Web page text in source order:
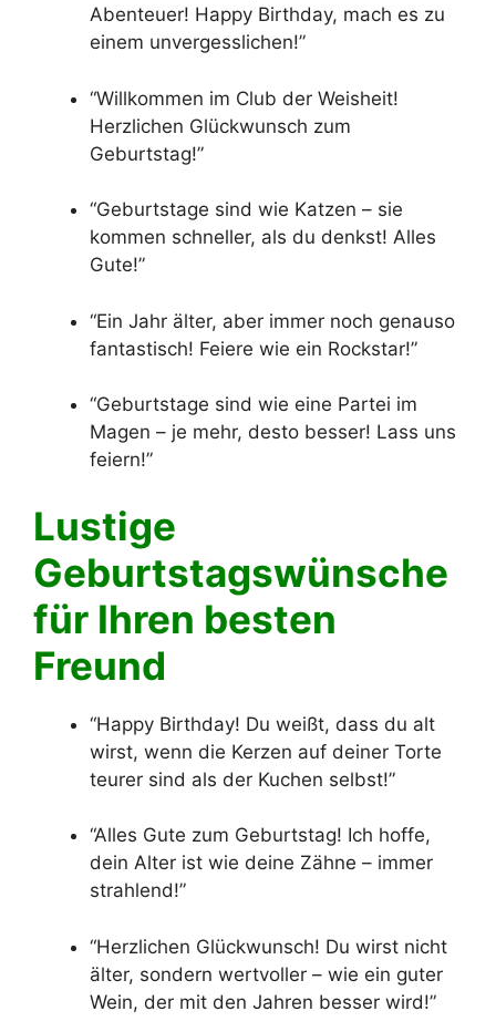
Abenteuer! Happy Birthday, mach es zu
einem unvergesslichen!”
“Willkommen im Club der Weisheit!
Herzlichen Glückwunsch zum
Geburtstag!”
“Geburtstage sind wie Katzen – sie
kommen schneller, als du denkst! Alles
Gute!”
“Ein Jahr älter, aber immer noch genauso
fantastisch! Feiere wie ein Rockstar!”
“Geburtstage sind wie eine Partei im
Magen – je mehr, desto besser! Lass uns
feiern!”
Lustige
Geburtstagswünsche
für Ihren besten
Freund
“Happy Birthday! Du weißt, dass du alt
wirst, wenn die Kerzen auf deiner Torte
teurer sind als der Kuchen selbst!”
“Alles Gute zum Geburtstag! Ich hoffe,
dein Alter ist wie deine Zähne – immer
strahlend!”
“Herzlichen Glückwunsch! Du wirst nicht
älter, sondern wertvoller – wie ein guter
Wein, der mit den Jahren besser wird!”